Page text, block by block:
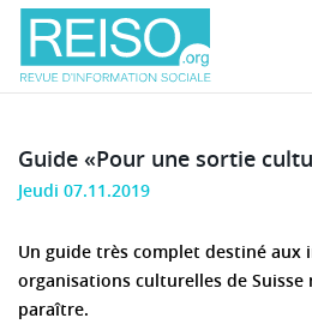
Guide «Pour une sortie
Jeudi 07.11.2019
Un guide très complet destiné
organisations culturelles de
paraître.